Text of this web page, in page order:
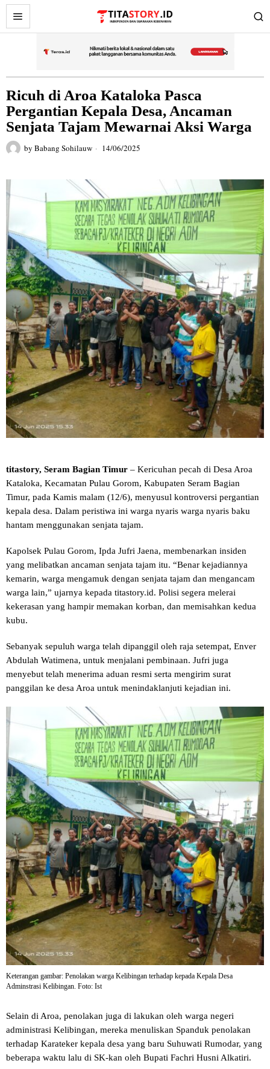
Ricuh di Aroa Kataloka Pasca
Pergantian Kepala Desa, Ancaman
Senjata Tajam Mewarnai Aksi Warga
by Babang Sohilauw 14/06/2025
titastory, Seram Bagian Timur – Kericuhan pecah di Desa Aroa
Kataloka, Kecamatan Pulau Gorom, Kabupaten Seram Bagian
Timur, pada Kamis malam (12/6), menyusul kontroversi pergantian
kepala desa. Dalam peristiwa ini warga nyaris warga nyaris baku
hantam menggunakan senjata tajam.
Kapolsek Pulau Gorom, Ipda Jufri Jaena, membenarkan insiden
yang melibatkan ancaman senjata tajam itu. “Benar kejadiannya
kemarin, warga mengamuk dengan senjata tajam dan mengancam
warga lain,” ujarnya kepada titastory.id. Polisi segera melerai
kekerasan yang hampir memakan korban, dan memisahkan kedua
kubu.
Sebanyak sepuluh warga telah dipanggil oleh raja setempat, Enver
Abdulah Watimena, untuk menjalani pembinaan. Jufri juga
menyebut telah menerima aduan resmi serta mengirim surat
panggilan ke desa Aroa untuk menindaklanjuti kejadian ini.
Keterangan gambar: Penolakan warga Kelibingan terhadap kepada Kepala Desa
Adminstrasi Kelibingan. Foto: Ist
Selain di Aroa, penolakan juga di lakukan oleh warga negeri
administrasi Kelibingan, mereka menuliskan Spanduk penolakan
terhadap Karateker kepala desa yang baru Suhuwati Rumodar, yang
beberapa waktu lalu di SK-kan oleh Bupati Fachri Husni Alkatiri.